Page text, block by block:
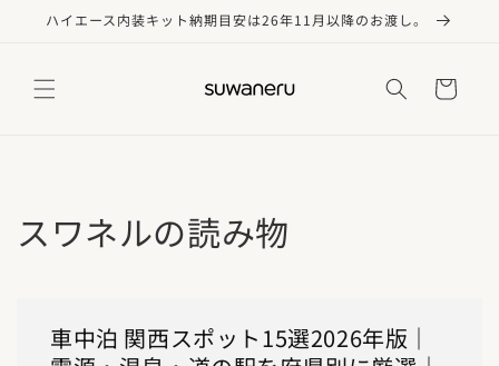
ンツに
ハイエース内装キット納期目安は26年11月以降のお渡し。
ー
スワネルの読み物
車中泊 関西スポット15選2026年版｜